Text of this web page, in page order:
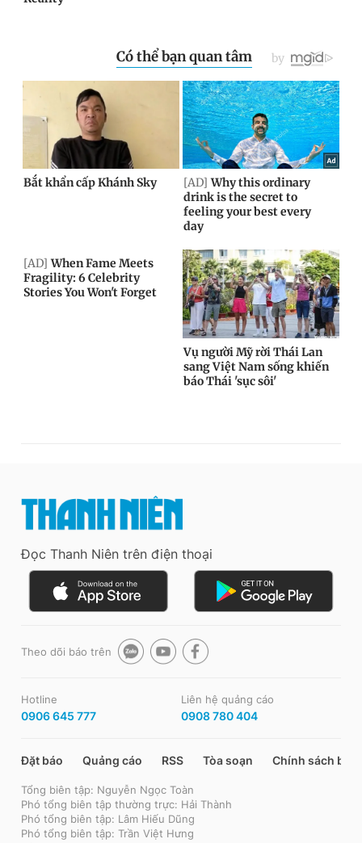
Đọc Thanh Niên trên điện thoại
Theo dõi báo trên
Hotline
0906 645 777
Liên hệ quảng cáo
0908 780 404
Đặt báo Quảng cáo RSS Tòa soạn Chính sách bảo
Tổng biên tập: Nguyễn Ngọc Toàn
Phó tổng biên tập thường trực: Hải Thành
Phó tổng biên tập: Lâm Hiếu Dũng
Phó tổng biên tập: Trần Việt Hưng